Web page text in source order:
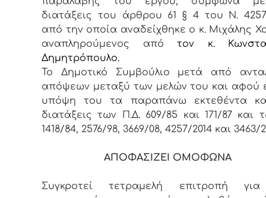
διατάξεις του άρθρου 61 § 4 του Ν.
από την οποία αναδείχθηκε ο κ. Μιχάλης
αναπληρούμενος από τον κ.
Δημητρόπουλο.
Το Δημοτικό Συμβούλιο μετά από
απόψεων μεταξύ των μελών του και αφού
υπόψη του τα παραπάνω εκτεθέντα
διατάξεις των Π.Δ. 609/85 και 171/87 και
1418/84, 2576/98, 3669/08, 4257/2014 και 3463/
ΑΠΟΦΑΣΙΖΕΙ ΟΜΟΦΩΝΑ
Συγκροτεί τετραμελή επιτροπή